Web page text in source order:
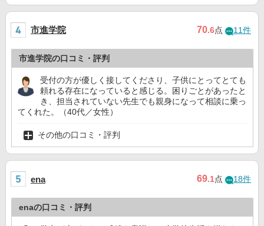
市進学院 70.6点 11件
市進学院の口コミ・評判
受付の方が優しく接してくださり、子供にとってとても
頼れる存在になっていると感じる。困りごとがあったと
き、担当されていない先生でも親身になって相談に乗っ
てくれた。（40代／女性）
その他の口コミ・評判
ena 69.1点 18件
enaの口コミ・評判